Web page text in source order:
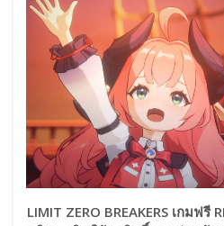
LIMIT ZERO BREAKERS เกมฟ